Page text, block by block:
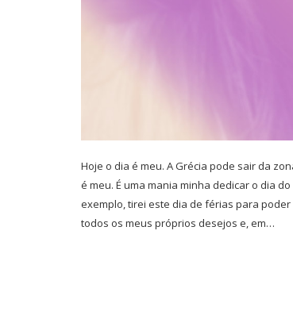
Hoje o dia é meu. A Grécia pode sair da
é meu. É uma mania minha dedicar o dia
exemplo, tirei este dia de férias para
todos os meus próprios desejos e, em…